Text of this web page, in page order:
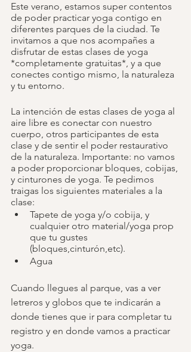
Este verano, estamos super contentos
de poder practicar yoga contigo en
diferentes parques de la ciudad. Te
invitamos a que nos acompañes a
disfrutar de estas clases de yoga
*completamente gratuitas*, y a que
conectes contigo mismo, la naturaleza
y tu entorno.
La intención de estas clases de yoga al
aire libre es conectar con nuestro
cuerpo, otros participantes de esta
clase y de sentir el poder restaurativo
de la naturaleza. Importante: no vamos
a poder proporcionar bloques, cobijas,
y cinturones de yoga. Te pedimos
traigas los siguientes materiales a la
clase:
Tapete de yoga y/o cobija, y
cualquier otro material/yoga prop
que tu gustes
(bloques,cinturón,etc).
Agua
Cuando llegues al parque, vas a ver
letreros y globos que te indicarán a
donde tienes que ir para completar tu
registro y en donde vamos a practicar
yoga.